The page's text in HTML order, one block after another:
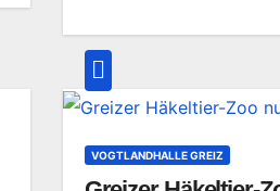
VOGTLANDHALLE GREIZ